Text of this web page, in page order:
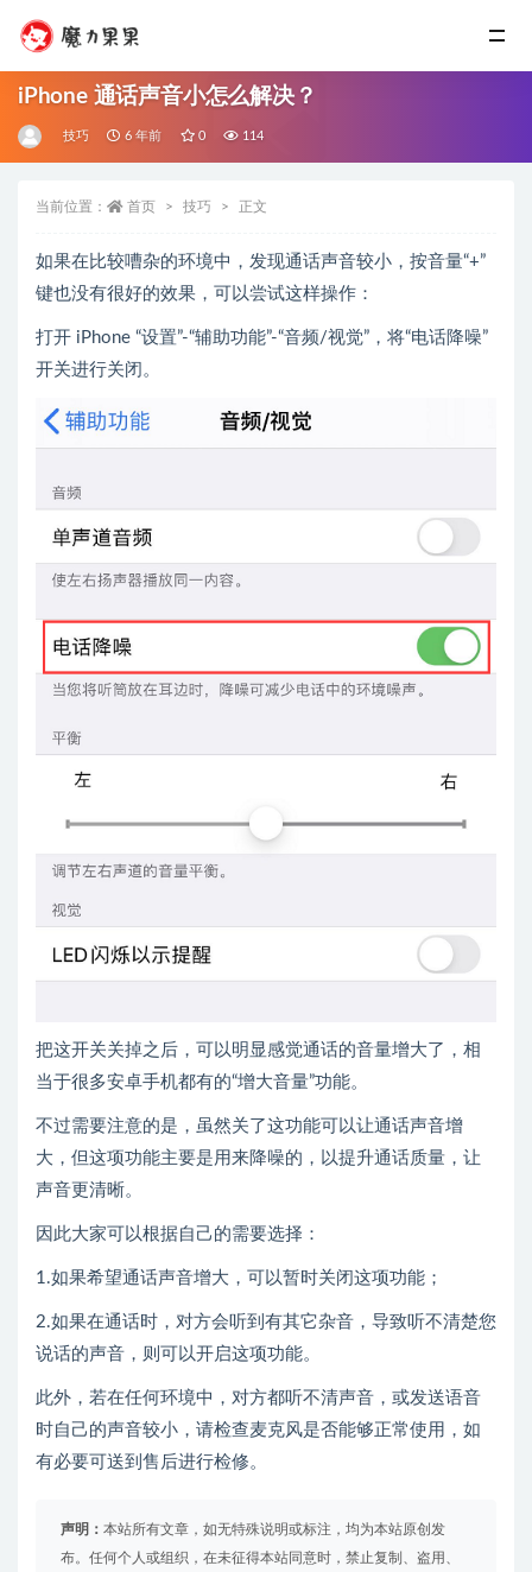
iPhone 通话声音小怎么解决？
技巧 6 年前 0 114
当前位置： 首页 技巧 正文
如果在比较嘈杂的环境中，发现通话声音较小，按音量“+”
键也没有很好的效果，可以尝试这样操作：
打开 iPhone “设置”-“辅助功能”-“音频/视觉”，将“电话降噪”
开关进行关闭。
把这开关关掉之后，可以明显感觉通话的音量增大了，相
当于很多安卓手机都有的“增大音量”功能。
不过需要注意的是，虽然关了这功能可以让通话声音增
大，但这项功能主要是用来降噪的，以提升通话质量，让
声音更清晰。
因此大家可以根据自己的需要选择：
1.如果希望通话声音增大，可以暂时关闭这项功能；
2.如果在通话时，对方会听到有其它杂音，导致听不清楚您
说话的声音，则可以开启这项功能。
此外，若在任何环境中，对方都听不清声音，或发送语音
时自己的声音较小，请检查麦克风是否能够正常使用，如
有必要可送到售后进行检修。
声明： 本站所有文章，如无特殊说明或标注，均为本站原创发
布。任何个人或组织，在未征得本站同意时，禁止复制、盗用、